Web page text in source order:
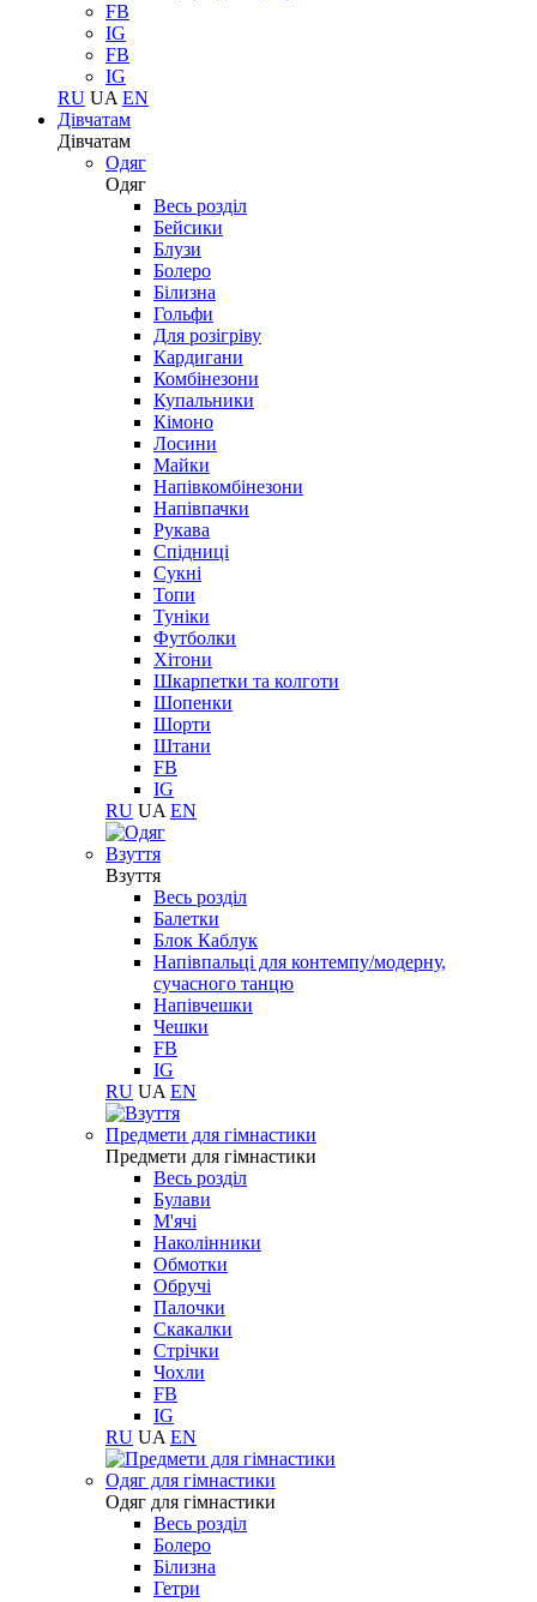
FB
IG
FB
IG
RU UA EN
Дівчатам
Дівчатам
Одяг
Одяг
Весь розділ
Бейсики
Блузи
Болеро
Білизна
Гольфи
Для розігріву
Кардигани
Комбінезони
Купальники
Кімоно
Лосини
Майки
Напівкомбінезони
Напівпачки
Рукава
Спідниці
Сукні
Топи
Туніки
Футболки
Хітони
Шкарпетки та колготи
Шопенки
Шорти
Штани
FB
IG
RU UA EN
Взуття
Взуття
Весь розділ
Балетки
Блок Каблук
Напівпальці для контемпу/модерну,
сучасного танцю
Напівчешки
Чешки
FB
IG
RU UA EN
Предмети для гімнастики
Предмети для гімнастики
Весь розділ
Булави
М'ячі
Наколінники
Обмотки
Обручі
Палочки
Скакалки
Стрічки
Чохли
FB
IG
RU UA EN
Одяг для гімнастики
Одяг для гімнастики
Весь розділ
Болеро
Білизна
Гетри